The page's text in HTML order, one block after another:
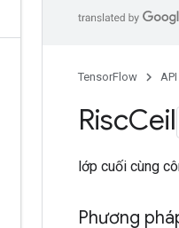
TensorFlow API
RiscCeil
lớp cuối cùng
Phương